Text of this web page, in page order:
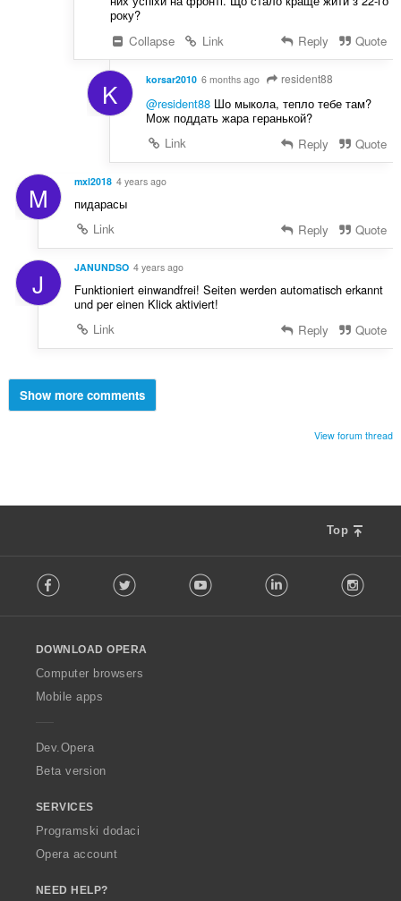
року?
Collapse
Link Reply Quote
K korsar2010 6 months ago resident88
@resident88Шо мыкола, тепло тебе там?
Мож поддать жара геранькой?
Link
Reply Quote
M mxl2018 4 years ago
пидарасы
Link
Reply Quote
J JANUNDSO 4 years ago
Funktioniert einwandfrei! Seiten werden automatisch erkannt
und per einen Klick aktiviert!
Link
Reply Quote
Show more comments
View forum thread
Top
o
w
O
p
a
Facebook Twitter Youtube LinkedIn
DOWNLOAD OPERA
Computer browsers
Mobile apps
Dev.Opera
Beta version
SERVICES
Programski dodaci
Opera account
NEED HELP?